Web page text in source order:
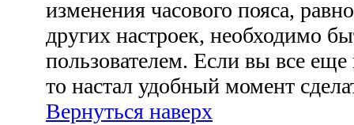
изменения часового пояса,
других настроек, необходимо
пользователем. Если вы все еще
то настал удобный момент
Вернуться наверх